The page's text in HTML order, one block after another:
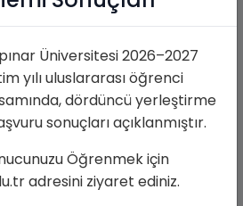
Üniversitesi 2026–2027
yılı uluslararası öğrenci
dördüncü yerleştirme
sonuçları açıklanmıştır.
Öğrenmek için
adresini ziyaret ediniz.